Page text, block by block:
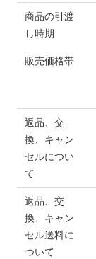
商品の引渡
し時期
販売価格帯
返品、交
換、キャン
セルについ
て
返品、交
換、キャン
セル送料に
ついて